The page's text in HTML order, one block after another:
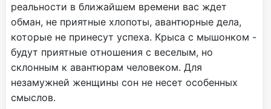
реальности в ближайшем времени вас ждет
обман, не приятные хлопоты, авантюрные дела,
которые не принесут успеха. Крыса с мышонком -
будут приятные отношения с веселым, но
склонным к авантюрам человеком. Для
незамужней женщины сон не несет особенных
смыслов.